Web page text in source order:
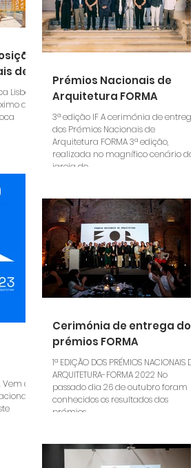
de
Lisboa
dia
Prémios Nacionais de
Arquitetura FORMA
3ª edição IF A cerimónia de entrega
dos Prémios Nacionais de
Arquitetura FORMA 3ª edição,
realizada no magnífico cenário da
igreja do...
a
Cerimónia de entrega dos
prémios FORMA
1ª EDIÇÃO DOS PRÉMIOS NACIONAIS DE
ARQUITETURA-FORMA 2022 No
passado dia 26 de outubro foram
conhecidos os resultados dos
prémios...